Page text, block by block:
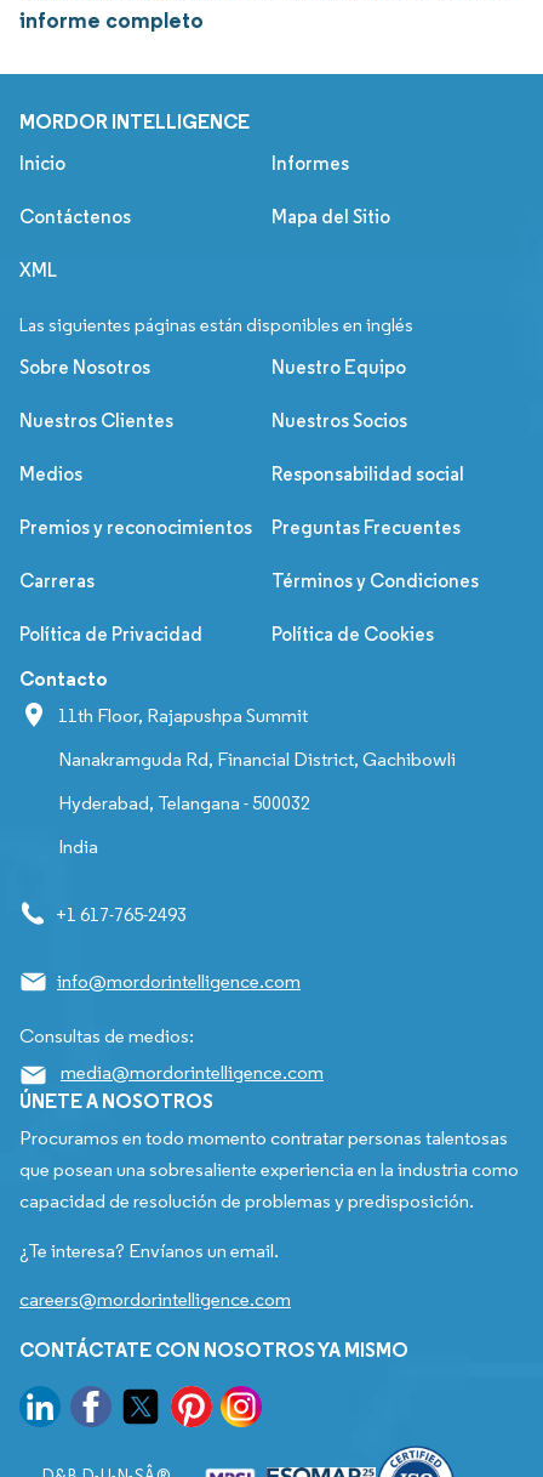
informe completo
MORDOR INTELLIGENCE
Inicio Informes
Contáctenos Mapa del Sitio
XML
Las siguientes páginas están disponibles en inglés
Sobre Nosotros Nuestro Equipo
Nuestros Clientes Nuestros Socios
Medios Responsabilidad social
Premios y reconocimientos Preguntas Frecuentes
Carreras Términos y Condiciones
Política de Privacidad Política de Cookies
Contacto
11th Floor, Rajapushpa Summit
Nanakramguda Rd, Financial District, Gachibowli
Hyderabad, Telangana - 500032
India
+1 617-765-2493
info@mordorintelligence.com
Consultas de medios:
media@mordorintelligence.com
ÚNETE A NOSOTROS
Procuramos en todo momento contratar personas talentosas
que posean una sobresaliente experiencia en la industria como
capacidad de resolución de problemas y predisposición.
¿Te interesa? Envíanos un email.
careers@mordorintelligence.com
CONTÁCTATE CON NOSOTROS YA MISMO